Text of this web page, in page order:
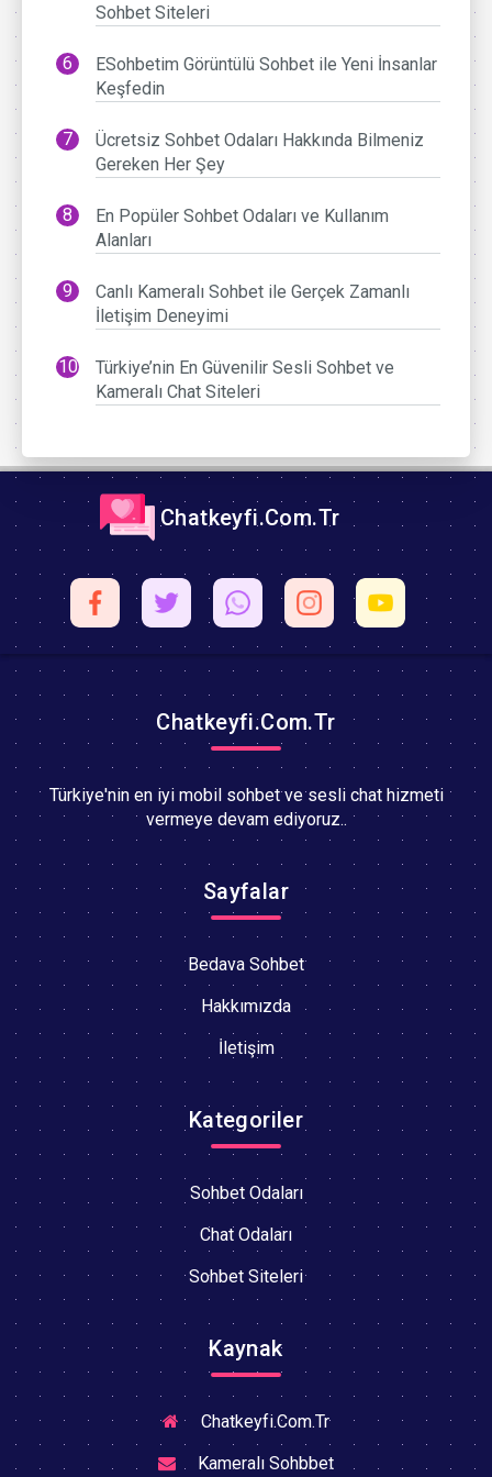
Sohbet Siteleri
ESohbetim Görüntülü Sohbet ile Yeni İnsanlar
Keşfedin
Ücretsiz Sohbet Odaları Hakkında Bilmeniz
Gereken Her Şey
En Popüler Sohbet Odaları ve Kullanım
Alanları
Canlı Kameralı Sohbet ile Gerçek Zamanlı
İletişim Deneyimi
Türkiye’nin En Güvenilir Sesli Sohbet ve
Kameralı Chat Siteleri
Chatkeyfi.Com.Tr
Chatkeyfi.Com.Tr
Türkiye'nin en iyi mobil sohbet ve sesli chat hizmeti
vermeye devam ediyoruz..
Sayfalar
Bedava Sohbet
Hakkımızda
İletişim
Kategoriler
Sohbet Odaları
Chat Odaları
Sohbet Siteleri
Kaynak
Chatkeyfi.Com.Tr
Kameralı Sohbbet